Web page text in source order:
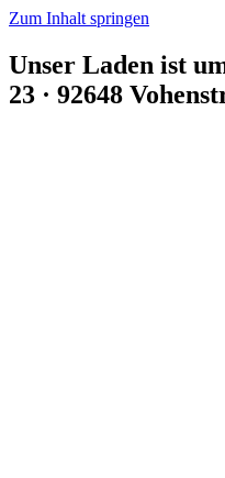
Zum Inhalt springen
Unser Laden ist
23 · 92648